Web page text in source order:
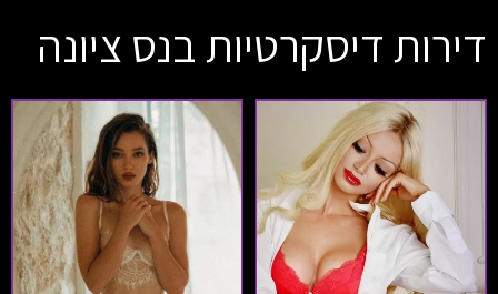
דירות דיסקרטיות בנס ציונה